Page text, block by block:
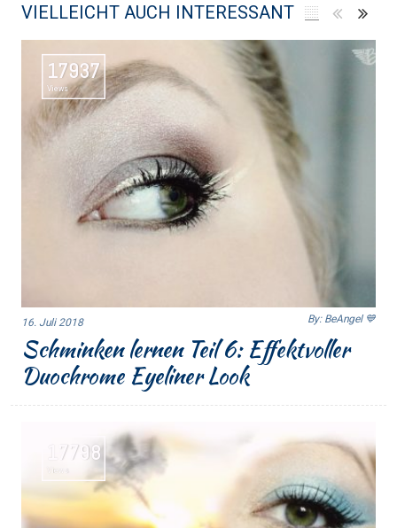
VIELLEICHT AUCH INTERESSANT
17937
Views
16. Juli 2018 By: BeAngel 💙
Schminken lernen Teil 6: Effektvoller
Duochrome Eyeliner Look
17798
Views